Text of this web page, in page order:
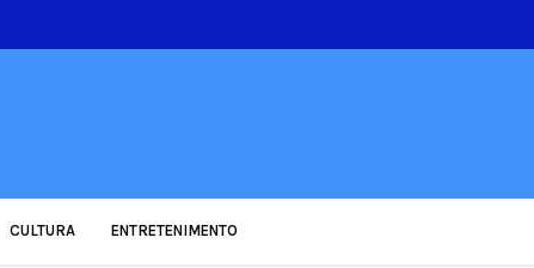
CULTURA ENTRETENIMENTO